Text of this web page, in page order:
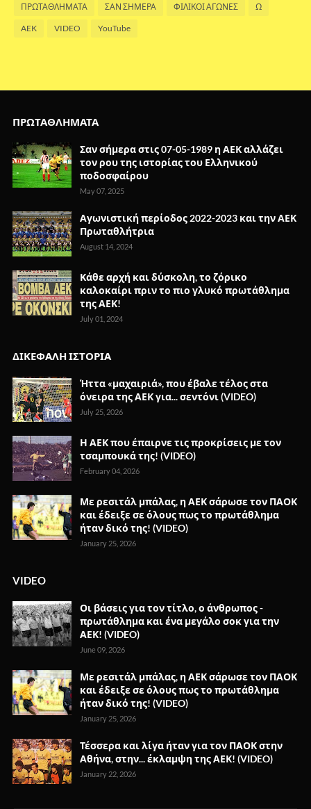
ΠΡΩΤΑΘΛΗΜΑΤΑ ΣΑΝ ΣΗΜΕΡΑ ΦΙΛΙΚΟΙ ΑΓΩΝΕΣ Ω
AEK VIDEO YouTube
ΠΡΩΤΑΘΛΗΜΑΤΑ
Σαν σήμερα στις 07-05-1989 η ΑΕΚ αλλάζει
τον ρου της ιστορίας του Ελληνικού
ποδοσφαίρου
May 07, 2025
Αγωνιστική περίοδος 2022-2023 και την ΑΕΚ
Πρωταθλήτρια
August 14, 2024
Κάθε αρχή και δύσκολη, το ζόρικο
καλοκαίρι πριν το πιο γλυκό πρωτάθλημα
της ΑΕΚ!
July 01, 2024
ΔΙΚΕΦΑΛΗ ΙΣΤΟΡΙΑ
Ήττα «μαχαιριά», που έβαλε τέλος στα
όνειρα της ΑΕΚ για... σεντόνι (VIDEO)
July 25, 2026
Η ΑΕΚ που έπαιρνε τις προκρίσεις με τον
τσαμπουκά της! (VIDEO)
February 04, 2026
Με ρεσιτάλ μπάλας, η ΑΕΚ σάρωσε τον ΠΑΟΚ
και έδειξε σε όλους πως το πρωτάθλημα
ήταν δικό της! (VIDEO)
January 25, 2026
VIDEO
Οι βάσεις για τον τίτλο, ο άνθρωπος -
πρωτάθλημα και ένα μεγάλο σοκ για την
ΑΕΚ! (VIDEO)
June 09, 2026
Με ρεσιτάλ μπάλας, η ΑΕΚ σάρωσε τον ΠΑΟΚ
και έδειξε σε όλους πως το πρωτάθλημα
ήταν δικό της! (VIDEO)
January 25, 2026
Τέσσερα και λίγα ήταν για τον ΠΑΟΚ στην
Αθήνα, στην... έκλαμψη της ΑΕΚ! (VIDEO)
January 22, 2026